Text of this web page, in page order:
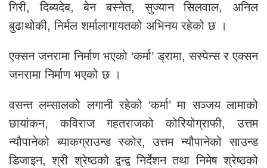
गिरी, दिब्यदेब, बेन बस्नेत, सुज्यान सिलवाल, अनिल
बुढाथोकी, निर्मल शर्मालागायतको अभिनय रहेको छ ।
एक्सन जनरामा निर्माण भएको ‘कर्मा’ ड्रामा, सस्पेन्स र एक्सन
जनरामा निर्माण भएको छ ।
वसन्त लम्सालको लगानी रहेको ‘कर्मा’ मा सञ्जय लामाको
छायांकन, कविराज गहतराजको कोरियोग्राफी, उत्तम
न्यौपानेको ब्याकग्राउन्ड स्कोर, उत्तम न्यौपानेको साउन्ड
डिजाइन, श्री श्रेष्ठको द्वन्द्व निर्देशन तथा निमेष श्रेष्ठको